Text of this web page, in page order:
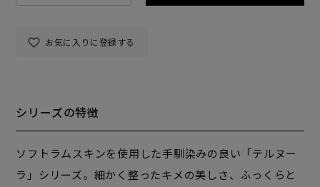
お気に入りに登録する
シリーズの特徴
ソフトラムスキンを使用した手馴染みの良い「テルヌー
ラ」シリーズ。細かく整ったキメの美しさ、ふっくらと